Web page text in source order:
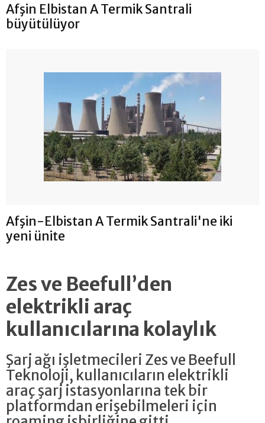
Afşin Elbistan A Termik Santrali
büyütülüyor
Afşin-Elbistan A Termik Santrali'ne iki
yeni ünite
Zes ve Beefull’den
elektrikli araç
kullanıcılarına kolaylık
Şarj ağı işletmecileri Zes ve Beefull
Teknoloji, kullanıcıların elektrikli
araç şarj istasyonlarına tek bir
platformdan erişebilmeleri için